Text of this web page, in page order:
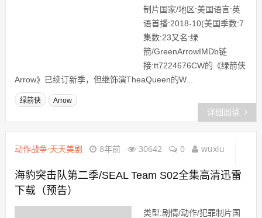
制片国家/地区:美国语言:英
语首播:2018-10(美国季数:7
集数:23又名:绿
箭/GreenArrowIMDb链
接:tt7224676CW的《绿箭侠
Arrow》已续订新季，但继饰演TheaQueen的W...
绿箭侠 Arrow
详细阅读
动作战争·天天美剧 8年前 30642 0 wuxiu
海豹突击队第二季/SEAL Team S02全集高清迅雷
下载（预告）
类型:剧情/动作/犯罪制片国